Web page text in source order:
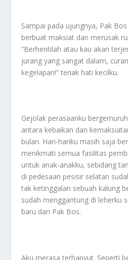
Sampai pada ujungnya, Pak
berbuat maksiat dan merusak
“Berhentilah atau kau akan
jurang yang sangat dalam,
kegelapan!” teriak hati kecilku.
Gejolak perasaanku
antara kebaikan dan
bulan. Hari-hariku masih saja
menikmati semua fasilitas
untuk anak-anakku, sebidang
di pedesaan pesisir selatan
tak ketinggalan sebuah kalung
sudah menggantung di leherku
baru dari Pak Bos.
Aku merasa terhanyut. Seperti